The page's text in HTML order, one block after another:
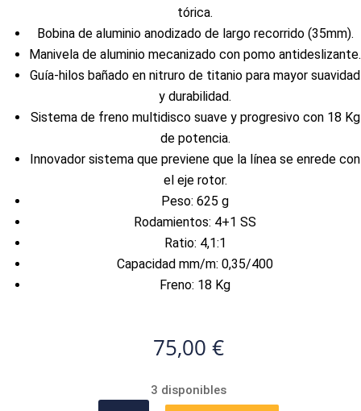
tórica.
Bobina de aluminio anodizado de largo recorrido (35mm).
Manivela de aluminio mecanizado con pomo antideslizante.
Guía-hilos bañado en nitruro de titanio para mayor suavidad
y durabilidad.
Sistema de freno multidisco suave y progresivo con 18 Kg
de potencia.
Innovador sistema que previene que la línea se enrede con
el eje rotor.
Peso: 625 g
Rodamientos: 4+1 SS
Ratio: 4,1:1
Capacidad mm/m: 0,35/400
Freno: 18 Kg
75,00 €
3 disponibles